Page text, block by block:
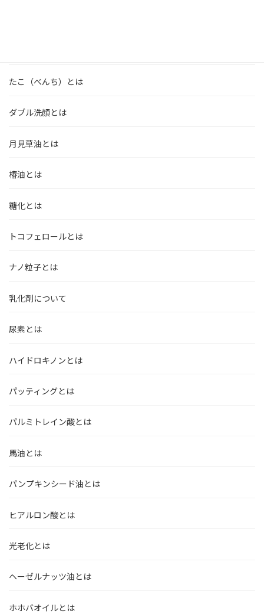
たこ（べんち）とは
ダブル洗顔とは
月見草油とは
椿油とは
糖化とは
トコフェロールとは
ナノ粒子とは
乳化剤について
尿素とは
ハイドロキノンとは
パッティングとは
パルミトレイン酸とは
馬油とは
パンプキンシード油とは
ヒアルロン酸とは
光老化とは
ヘーゼルナッツ油とは
ホホバオイルとは